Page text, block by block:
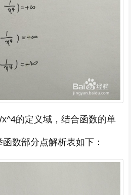
的定义域，结合函数的单
数部分点解析表如下：